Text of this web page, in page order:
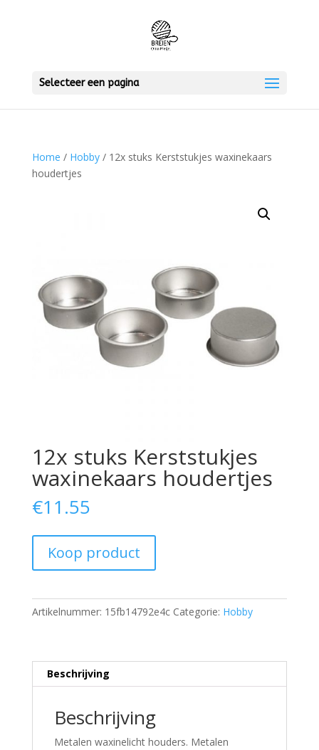
Selecteer een pagina
Home / Hobby/ 12x stuks Kerststukjes waxinekaars
houdertjes
12x stuks Kerststukjes
waxinekaars houdertjes
€11.55
Koop product
Artikelnummer: 15fb14792e4c Categorie: Hobby
Beschrijving
Beschrijving
Metalen waxinelicht houders. Metalen